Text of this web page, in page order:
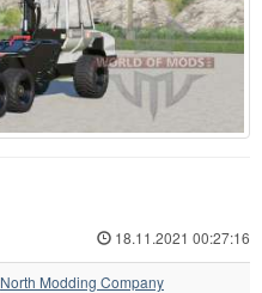
18.11.2021 00:27:16
North Modding Company